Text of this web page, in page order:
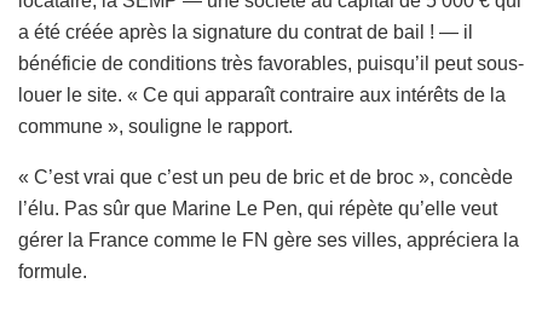
a été créée après la signature du contrat de bail ! — il
bénéficie de conditions très favorables, puisqu’il peut sous-
louer le site. « Ce qui apparaît contraire aux intérêts de la
commune », souligne le rapport.
« C’est vrai que c’est un peu de bric et de broc », concède
l’élu. Pas sûr que Marine Le Pen, qui répète qu’elle veut
gérer la France comme le FN gère ses villes, appréciera la
formule.